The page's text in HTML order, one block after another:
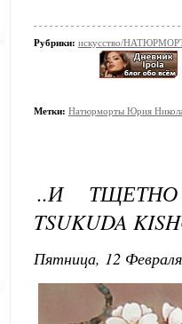
Рубрики: искусство/
Метки: Натюрморты Юрия
..И ТЩЕТНО
TSUKUDA
Пятница, 12